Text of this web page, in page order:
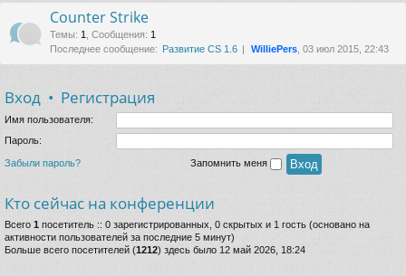
Counter Strike
Темы: 1 Сообщения: 1
Последнее сообщение: Развитие CS 1.6 WilliePers , 03 июл 2015, 22:43
Вход • Регистрация
Имя пользователя:
Пароль:
Забыли пароль? Запомнить меня
Кто сейчас на конференции
Всего 1 посетитель :: 0 зарегистрированных, 0 скрытых и 1 гость (основано на
активности пользователей за последние 5 минут)
Больше всего посетителей (1212) здесь было 12 май 2026, 18:24